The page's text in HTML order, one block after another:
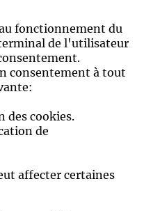
fonctionnement du
de l'utilisateur
consentement à tout
des cookies.
de
affecter certaines